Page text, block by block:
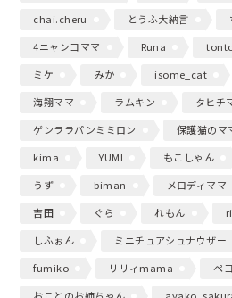
chai.cheru
とうふ大納言
4ニャンコママ
Runa
ミケ
みか isome_cat
海翔ママ
ラムキン タヒチ
ゲンララパンミミロン
保護猫のマ
kima
YUMI もこしゃん
うず
biman メロディママ
吉田
ぐら れもん
しふぉん
ミニチュアシュナウザー
fumiko
リリィmama ペ